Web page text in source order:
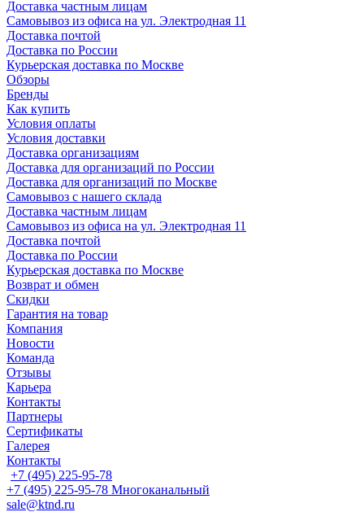
Доставка частным лицам
Самовывоз из офиса на ул. Электродная 11
Доставка почтой
Доставка по России
Курьерская доставка по Москве
Обзоры
Бренды
Как купить
Условия оплаты
Условия доставки
Доставка организациям
Доставка для организаций по России
Доставка для организаций по Москве
Самовывоз с нашего склада
Доставка частным лицам
Самовывоз из офиса на ул. Электродная 11
Доставка почтой
Доставка по России
Курьерская доставка по Москве
Возврат и обмен
Скидки
Гарантия на товар
Компания
Новости
Команда
Отзывы
Карьера
Контакты
Партнеры
Сертификаты
Галерея
Контакты
+7 (495) 225-95-78
+7 (495) 225-95-78 Многоканальный
sale@ktnd.ru